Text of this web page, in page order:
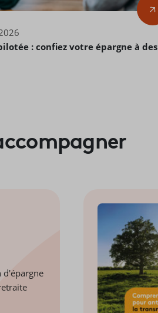
: confiez votre épargne à des
d'épargne